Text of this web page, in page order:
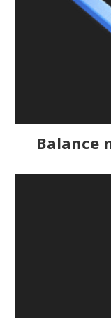
Balance